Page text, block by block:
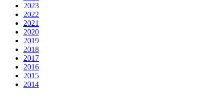
2023
2022
2021
2020
2019
2018
2017
2016
2015
2014